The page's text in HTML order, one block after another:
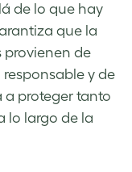
de lo que hay
que la
provienen de
y de
a proteger tanto
lo largo de la